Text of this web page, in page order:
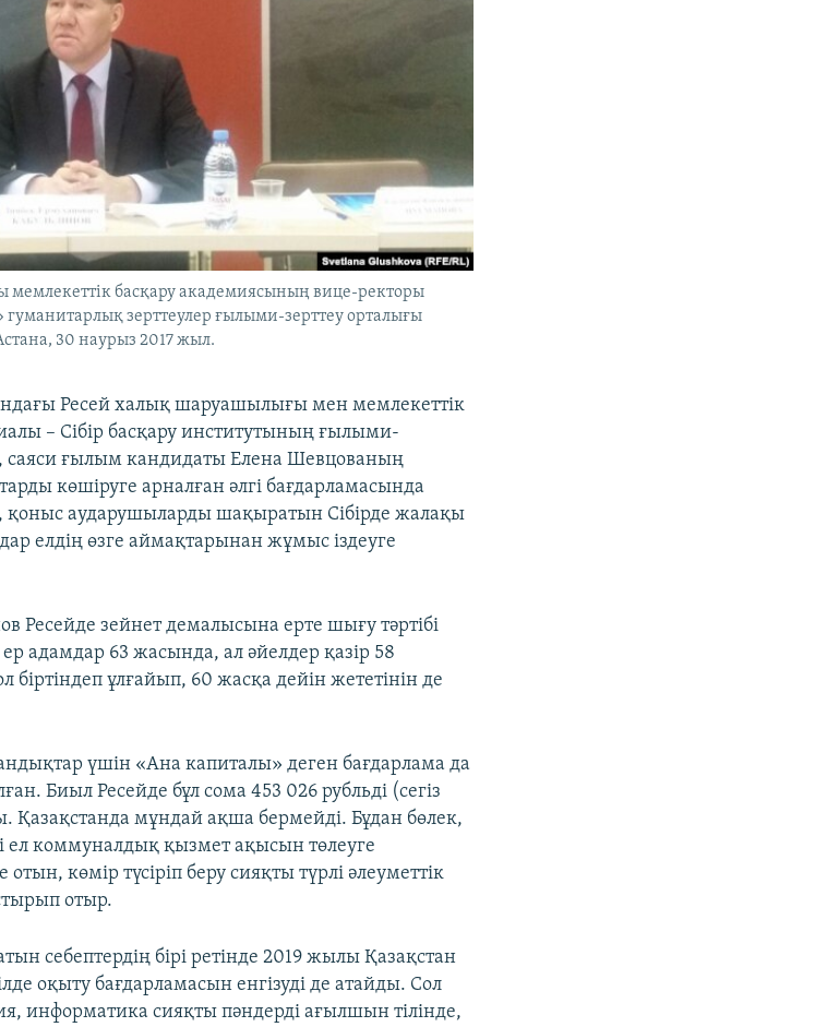
мемлекеттік басқару академиясының вице-ректоры
зерттеулер ғылыми-зерттеу орталығы
30 наурыз 2017 жыл.
Ресей халық шаруашылығы мен мемлекеттік
– Сібір басқару институтының ғылыми-
саяси ғылым кандидаты Елена Шевцованың
көшіруге арналған әлгі бағдарламасында
қоныс аударушыларды шақыратын Сібірде жалақы
елдің өзге аймақтарынан жұмыс іздеуге
Ресейде зейнет демалысына ерте шығу тәртібі
адамдар 63 жасында, ал әйелдер қазір 58
ұлғайып, 60 жасқа дейін жететінін де
үшін «Ана капиталы» деген бағдарлама да
Биыл Ресейде бұл сома 453 026 рубльді (сегіз
мұндай ақша бермейді. Бұдан бөлек,
ел коммуналдық қызмет ақысын төлеуге
көмір түсіріп беру сияқты түрлі әлеуметтік
отыр.
себептердің бірі ретінде 2019 жылы Қазақстан
оқыту бағдарламасын енгізуді де атайды. Сол
информатика сияқты пәндерді ағылшын тілінде,